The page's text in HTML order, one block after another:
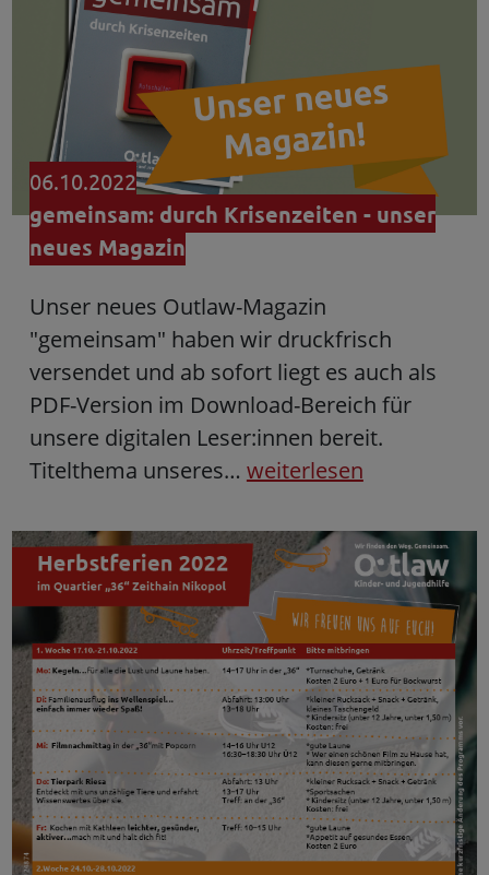
06.10.2022
gemeinsam: durch Krisenzeiten - unser
neues Magazin
Unser neues Outlaw-Magazin
"gemeinsam" haben wir druckfrisch
versendet und ab sofort liegt es auch als
PDF-Version im Download-Bereich für
unsere digitalen Leser:innen bereit.
Titelthema unseres… weiterlesen